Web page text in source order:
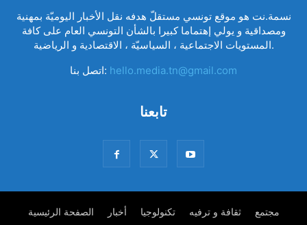
نسمة.نت هو موقع تونسي مستقلّ هدفه نقل الأخبار اليوميّة بمهنية
ومصداقية و يولي إهتماما كبيرا بالشأن التونسي العام على كافة
المستويات الاجتماعية ، السياسيّة ، الاقتصادية و الرياضية.
اتصل بنا: hello.media.tn@gmail.com
تابعنا
الصفحة الرئيسية أخبار تكنولوجيا ثقافة و ترفيه مجتمع